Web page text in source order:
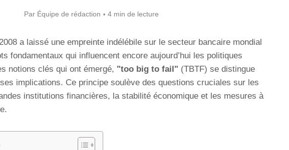
Par Équipe de rédaction 4 min de lecture
a laissé une empreinte indélébile sur le secteur bancaire mondial
fondamentaux qui influencent encore aujourd’hui les politiques
notions clés qui ont émergé, "too big to fail" (TBTF) se distingue
implications. Ce principe soulève des questions cruciales sur les
institutions financières, la stabilité économique et les mesures à